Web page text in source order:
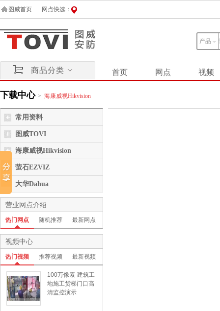
图威首页 网点快选：
产品
商品分类 首页 网点 视频
下载中心 > 海康威视Hikvision
常用资料
图威TOVI
海康威视Hikvision
萤石EZVIZ
大华Dahua
营业网点介绍
热门网点 随机推荐 最新网点
视频中心
热门视频 推荐视频 最新视频
100万像素-建筑工
地施工货梯门口高
清监控演示